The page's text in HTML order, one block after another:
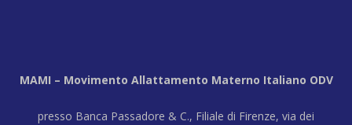
MAMI – Movimento Allattamento Materno Italiano ODV
presso Banca Passadore & C., Filiale di Firenze, via dei